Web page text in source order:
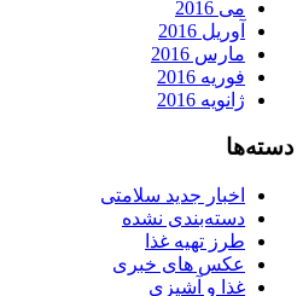
می 2016
آوریل 2016
مارس 2016
فوریه 2016
ژانویه 2016
دسته‌ها
اخبار جدید سلامتی
دسته‌بندی نشده
طرز تهیه غذا
عکس های خبری
غذا و آشپزی